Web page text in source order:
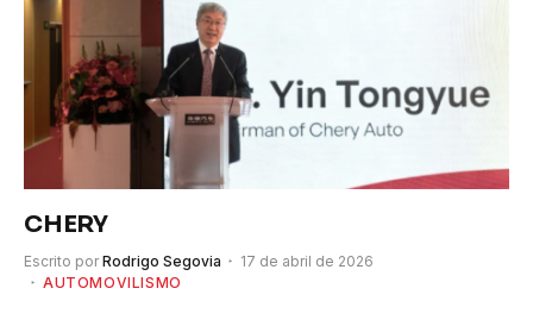
CHERY
Escrito por Rodrigo Segovia
17 de abril de 2026
AUTOMOVILISMO